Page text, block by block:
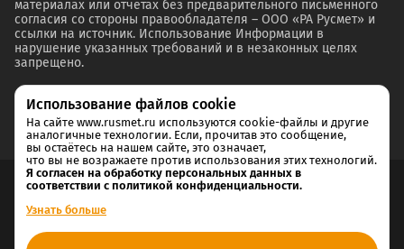
материалах или отчетах без предварительного письменного
согласия со стороны правообладателя – ООО «РА Русмет» и
ссылки на источник. Использование Информации в
нарушение указанных требований и в незаконных целях
запрещено.
Согласие на обработку и хранение персональных данных
Использование файлов cookie
На сайте www.rusmet.ru используются cookie-файлы и другие
аналогичные технологии. Если, прочитав это сообщение,
вы остаётесь на нашем сайте, это означает,
что вы не возражаете против использования этих технологий.
Я согласен на обработку персональных данных в
соответствии с политикой конфиденциальности.
Узнать больше